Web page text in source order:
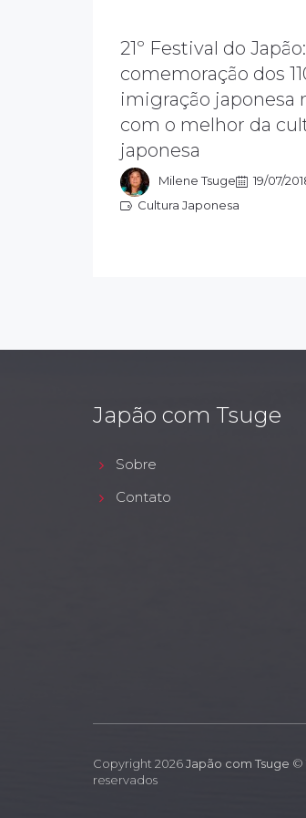
21º Festival do Japão:
comemoração dos
imigração japonesa
com o melhor da
japonesa
Milene Tsuge
19/07/
Cultura Japonesa
O objetivo do festival do japão é
preservar e divulgar a cultura
japonesa e transmitir as tradições
as novas gerações. Este ano
homenageia os 110 anos da
japonesa.
Japão com Tsuge
Sobre
Contato
Copyright 2026Japão com Tsuge ©
reservados